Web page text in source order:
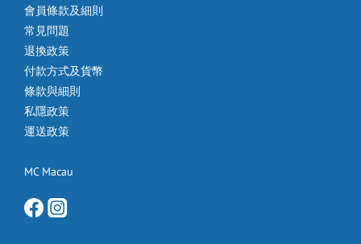
會員條款及細則
常見問題
退換政策
付款方式及貨幣
條款與細則
私隱政策
運送政策
MC Macau